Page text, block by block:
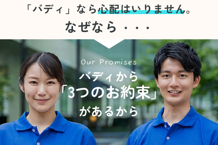
「バディ」なら心配はいりません。
なぜなら ・・・
Our Promises
バディから
「3つのお約束」
があるから